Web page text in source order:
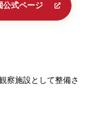
公式ページ
察施設として整備さ